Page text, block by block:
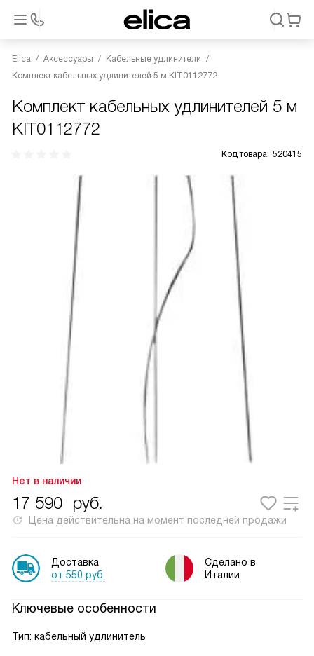
Elica Аксессуары
Кабельные удлинители
Комплект кабельных удлинителей 5 м KIT0112772
Комплект кабельных удлинителей 5 м
KIT0112772
Код товара: 520415
Нет в наличии
17 590 руб.
Цена действительна на момент последней продажи
Доставка
от 550 руб.
Сделано в
Италии
Ключевые особенности
Тип: кабельный удлинитель